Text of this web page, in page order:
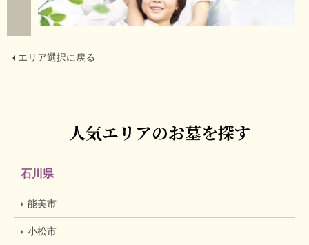
エリア選択に戻る
人気エリアのお墓を探す
石川県
能美市
小松市